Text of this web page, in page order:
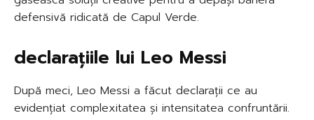
defensivă ridicată de Capul Verde.
declarațiile lui Leo Messi
După meci, Leo Messi a făcut declarații ce au
evidențiat complexitatea și intensitatea confruntării.